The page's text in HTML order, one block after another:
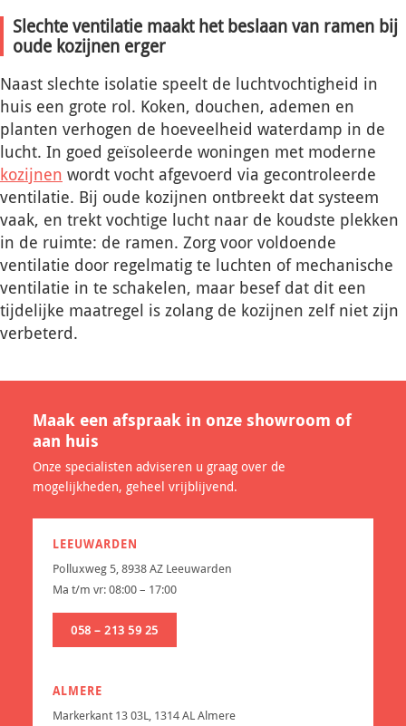
Slechte ventilatie maakt het beslaan van ramen bij
oude kozijnen erger
Naast slechte isolatie speelt de luchtvochtigheid in
huis een grote rol. Koken, douchen, ademen en
planten verhogen de hoeveelheid waterdamp in de
lucht. In goed geïsoleerde woningen met moderne
kozijnen wordt vocht afgevoerd via gecontroleerde
ventilatie. Bij oude kozijnen ontbreekt dat systeem
vaak, en trekt vochtige lucht naar de koudste plekken
in de ruimte: de ramen. Zorg voor voldoende
ventilatie door regelmatig te luchten of mechanische
ventilatie in te schakelen, maar besef dat dit een
tijdelijke maatregel is zolang de kozijnen zelf niet zijn
verbeterd.
Maak een afspraak in onze showroom of
aan huis
Onze specialisten adviseren u graag over de
mogelijkheden, geheel vrijblijvend.
LEEUWARDEN
Polluxweg 5, 8938 AZ Leeuwarden
Ma t/m vr: 08:00 – 17:00
058 – 213 59 25
ALMERE
Markerkant 13 03L, 1314 AL Almere